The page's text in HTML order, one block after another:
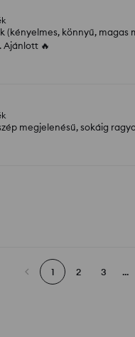
(kényelmes, könnyű,
Ajánlott 🔥
megjelenésű, sokáig
1 2 3 ...